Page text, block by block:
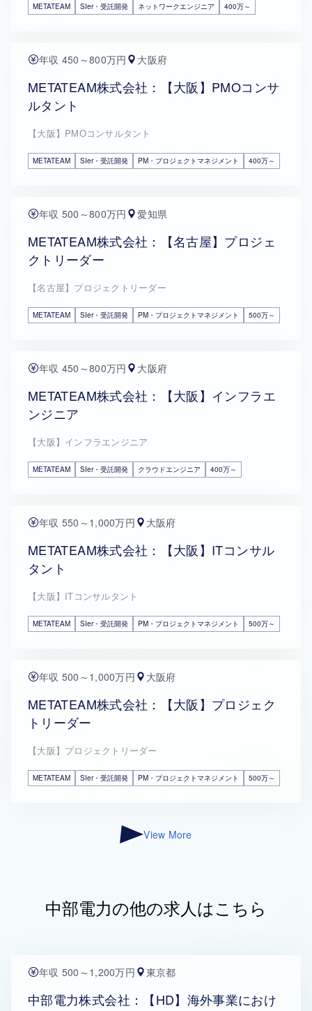
METATEAM SIer・受託開発 ネットワークエンジニア 400万～
年収 450～800万円 大阪府
METATEAM株式会社：【大阪】PMOコンサ
ルタント
【大阪】PMOコンサルタント
METATEAM SIer・受託開発 PM・プロジェクトマネジメント 400万～
年収 500～800万円 愛知県
METATEAM株式会社：【名古屋】プロジェ
クトリーダー
【名古屋】プロジェクトリーダー
METATEAM SIer・受託開発 PM・プロジェクトマネジメント 500万～
年収 450～800万円 大阪府
METATEAM株式会社：【大阪】インフラエ
ンジニア
【大阪】インフラエンジニア
METATEAM SIer・受託開発 クラウドエンジニア 400万～
年収 550～1,000万円 大阪府
METATEAM株式会社：【大阪】ITコンサル
タント
【大阪】ITコンサルタント
METATEAM SIer・受託開発 PM・プロジェクトマネジメント 500万～
年収 500～1,000万円 大阪府
METATEAM株式会社：【大阪】プロジェク
トリーダー
【大阪】プロジェクトリーダー
METATEAM SIer・受託開発 PM・プロジェクトマネジメント 500万～
View More
中部電力の他の求人はこちら
年収 500～1,200万円 東京都
中部電力株式会社：【HD】海外事業におけ